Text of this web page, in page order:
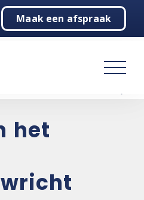
Maak een afspraak
het